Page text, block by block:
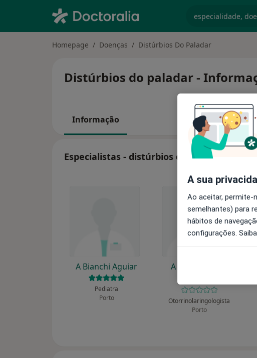
Homepage Doenças Distúrbios Do Paladar
Distúrbios do paladar -
Informação
Especialistas - distúrbios do paladar
A Bianchi Aguiar
Pediatra
Porto
A Gameiro Dos
Otorrinolaringologista
Porto
A sua
Ao aceitar, permite-
semelhantes) para
hábitos de
configurações.